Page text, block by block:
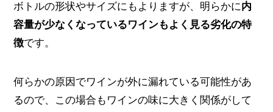
ボトルの形状やサイズにもよりますが、明らかに内
容量が少なくなっているワインもよく見る劣化の特
徴です。
何らかの原因でワインが外に漏れている可能性があ
るので、この場合もワインの味に大きく関係がして